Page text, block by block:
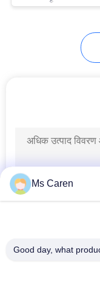
ऑफ़सेट
flexo
Ms Caren
Good day, what